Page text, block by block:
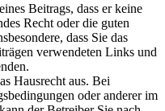
Beitrags, dass er keine
Recht oder die guten
dass Sie das
verwendeten Links und
Hausrecht aus. Bei
oder anderer im